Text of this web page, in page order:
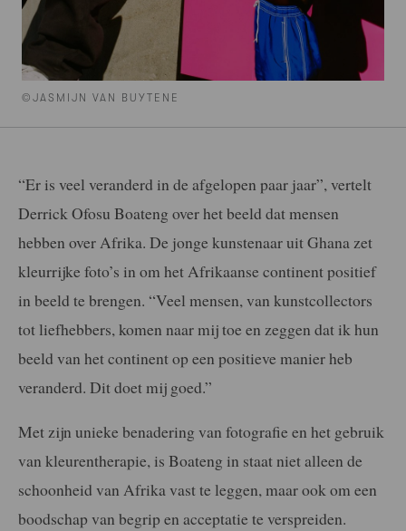
©JASMIJN VAN BUYTENE
“Er is veel veranderd in de afgelopen paar jaar”, vertelt
Derrick Ofosu Boateng over het beeld dat mensen
hebben over Afrika. De jonge kunstenaar uit Ghana zet
kleurrijke foto’s in om het Afrikaanse continent positief
in beeld te brengen. “Veel mensen, van kunstcollectors
tot liefhebbers, komen naar mij toe en zeggen dat ik hun
beeld van het continent op een positieve manier heb
veranderd. Dit doet mij goed.”
Met zijn unieke benadering van fotografie en het gebruik
van kleurentherapie, is Boateng in staat niet alleen de
schoonheid van Afrika vast te leggen, maar ook om een
boodschap van begrip en acceptatie te verspreiden.